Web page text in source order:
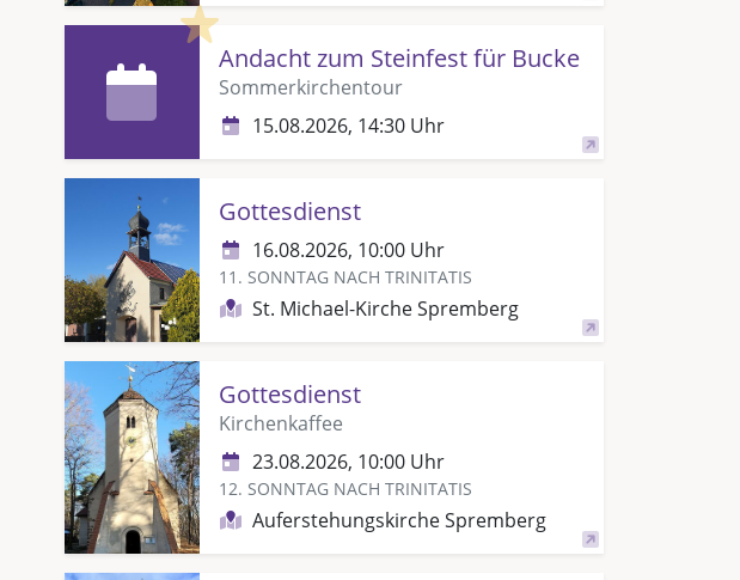
Highlight
Andacht zum Steinfest für Bucke
Sommerkirchentour
15.08.2026, 14:30 Uhr
Gottesdienst
16.08.2026, 10:00 Uhr
11. SONNTAG NACH TRINITATIS
St. Michael-Kirche Spremberg
Gottesdienst
Kirchenkaffee
23.08.2026, 10:00 Uhr
12. SONNTAG NACH TRINITATIS
Auferstehungskirche Spremberg